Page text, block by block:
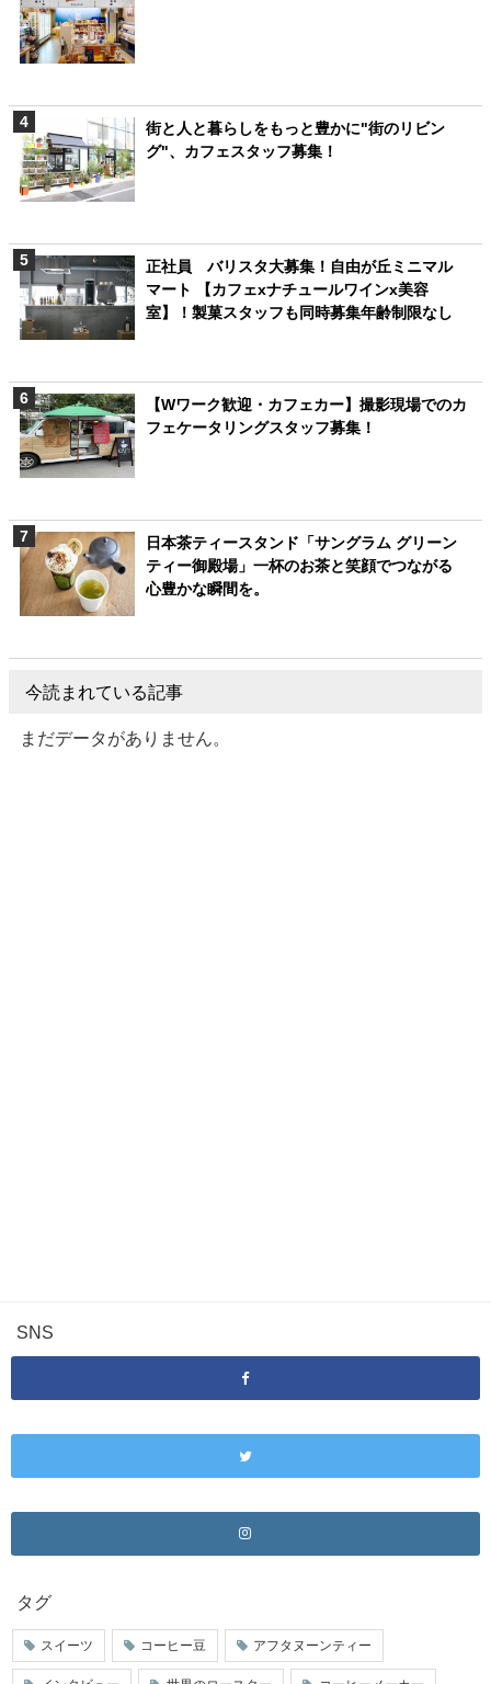
街と人と暮らしをもっと豊かに"街のリビン
グ"、カフェスタッフ募集！
正社員 バリスタ大募集！自由が丘ミニマル
マート 【カフェxナチュールワインx美容
室】！製菓スタッフも同時募集年齢制限なし
【Wワーク歓迎・カフェカー】撮影現場でのカ
フェケータリングスタッフ募集！
日本茶ティースタンド「サングラム グリーン
ティー御殿場」一杯のお茶と笑顔でつながる
心豊かな瞬間を。
今読まれている記事
まだデータがありません。
SNS
タグ
スイーツ コーヒー豆 アフタヌーンティー